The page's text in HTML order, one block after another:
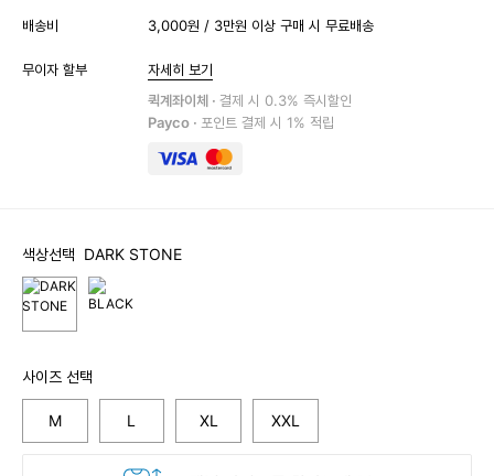
배송비 3,000원 / 3만원 이상 구매 시 무료배송
무이자 할부
자세히 보기
퀵계좌이체 · 결제 시 0.3% 즉시할인
Payco · 포인트 결제 시 1% 적립
색상선택 DARK STONE
사이즈 선택
M L XL XXL